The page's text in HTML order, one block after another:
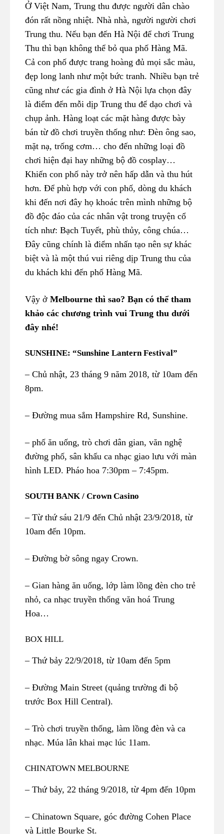
Ở Việt Nam, Trung thu được người dân chào
đón rất nồng nhiệt. Nhà nhà, người người chơi
Trung thu. Nếu bạn đến Hà Nội để chơi Trung
Thu thì bạn không thể bỏ qua phố Hàng Mã.
Cả con phố được trang hoàng đủ mọi sắc màu,
đẹp long lanh như một bức tranh. Nhiều bạn trẻ
cũng như các gia đình ở Hà Nội lựa chọn đây
là điểm đến mỗi dịp Trung thu để dạo chơi và
chụp ảnh. Hàng loạt các mặt hàng được bày
bán từ đồ chơi truyền thống như: Đèn ông sao,
mặt nạ, trống cơm… cho đến những loại đồ
chơi hiện đại hay những bộ đồ cosplay…
Khiến con phố này trở nên hấp dẫn và thu hút
hơn. Để phù hợp với con phố, dòng du khách
khi đến nơi đây họ khoác trên mình những bộ
đồ độc đáo của các nhân vật trong truyện cổ
tích như: Bạch Tuyết, phù thủy, công chúa…
Đây cũng chính là điểm nhấn tạo nên sự khác
biệt và là một thú vui riêng dịp Trung thu của
du khách khi đến phố Hàng Mã.
Vậy ở Melbourne thì sao? Bạn có thể tham
khảo các chương trình vui Trung thu dưới
đây nhé!
SUNSHINE: “Sunshine Lantern Festival”
– Chủ nhật, 23 tháng 9 năm 2018, từ 10am đến
8pm.
– Đường mua sắm Hampshire Rd, Sunshine.
– phố ăn uống, trò chơi dân gian, văn nghệ
đường phố, sân khấu ca nhạc giao lưu với màn
hình LED. Pháo hoa 7:30pm – 7:45pm.
SOUTH BANK / Crown Casino
– Từ thứ sáu 21/9 đến Chủ nhật 23/9/2018, từ
10am đến 10pm.
– Đường bờ sông ngay Crown.
– Gian hàng ăn uống, lớp làm lồng đèn cho trẻ
nhỏ, ca nhạc truyền thống văn hoá Trung
Hoa…
BOX HILL
– Thứ bảy 22/9/2018, từ 10am đến 5pm
– Đường Main Street (quảng trường đi bộ
trước Box Hill Central).
– Trò chơi truyền thống, làm lồng đèn và ca
nhạc. Múa lân khai mạc lúc 11am.
CHINATOWN MELBOURNE
– Thứ bảy, 22 tháng 9/2018, từ 4pm đến 10pm
– Chinatown Square, góc đường Cohen Place
và Little Bourke St.